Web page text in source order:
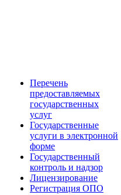
Перечень
предоставляемых
государственных
услуг
Государственные
услуги в электронной
форме
Государственный
контроль и надзор
Лицензирование
Регистрация ОПО